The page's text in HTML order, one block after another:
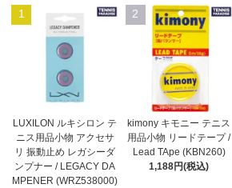
1
LUXILON ルキシロン テ
ニス用品小物 アクセサ
リ 振動止め レガシーダ
ンプナー / LEGACY DA
MPENER (WRZ538000)
2
kimony キモニー テニス
用品小物 リードテープ /
Lead TApe (KBN260)
1,188円(税込)